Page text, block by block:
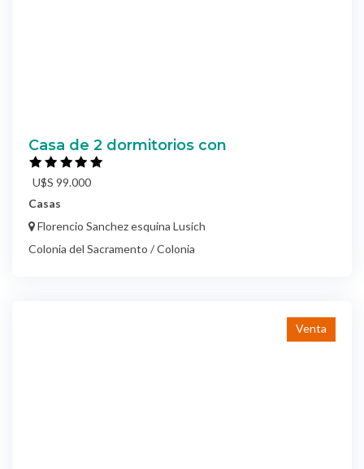
Casa de 2 dormitorios con
U$S 99.000
Casas
Florencio Sanchez esquina Lusich
Colonia del Sacramento / Colonia
Venta